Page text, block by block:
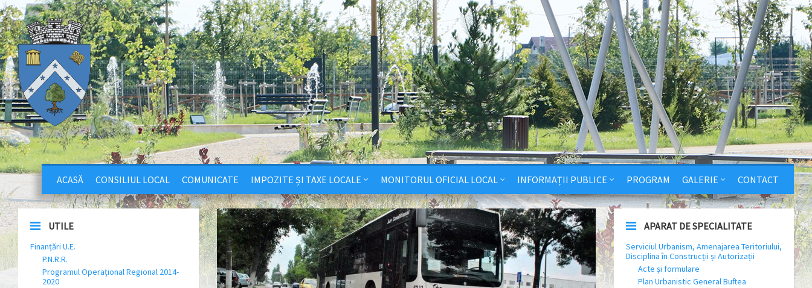
ACASĂ CONSILIUL LOCAL COMUNICATE IMPOZITE ȘI TAXE LOCALE MONITORUL OFICIAL LOCAL INFORMAȚII PUBLICE PROGRAM GALERIE CONTACT
UTILE
Finanțări U.E.
P.N.R.R.
Programul Operațional Regional 2014-
2020
APARAT DE SPECIALITATE
Serviciul Urbanism, Amenajarea Teritoriului,
Disciplina în Construcții și Autorizații
Acte și formulare
Plan Urbanistic General Buftea